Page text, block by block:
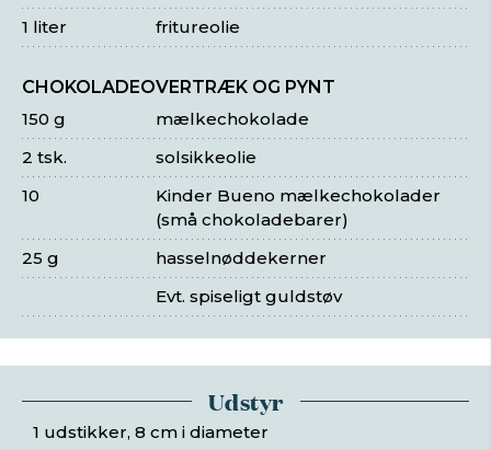
fritureolie
1 liter
CHOKOLADEOVERTRÆK OG PYNT
mælkechokolade
150 g
solsikkeolie
2 tsk.
Kinder Bueno mælkechokolader
(små chokoladebarer)
10
hasselnøddekerner
25 g
Evt. spiseligt guldstøv
Udstyr
1 udstikker, 8 cm i diameter